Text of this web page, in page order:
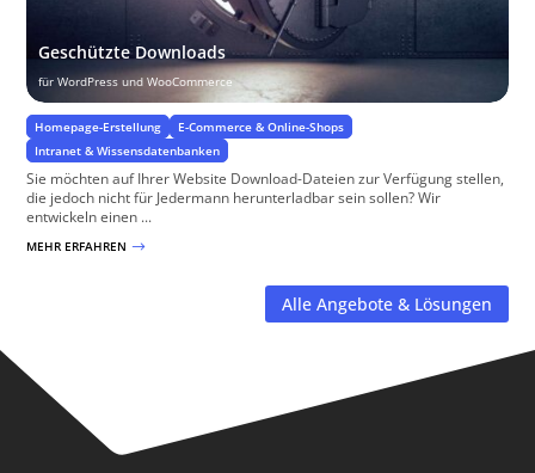
Geschützte Downloads
für WordPress und WooCommerce
Homepage-Erstellung
E-Commerce & Online-Shops
Intranet & Wissensdatenbanken
Sie möchten auf Ihrer Website Download-Dateien zur Verfügung stellen,
die jedoch nicht für Jedermann herunterladbar sein sollen? Wir
entwickeln einen ...
MEHR ERFAHREN $
Alle Angebote & Lösungen